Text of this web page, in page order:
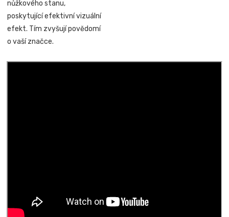
nůžkového stanu,
poskytující efektivní vizuální
efekt. Tím zvyšují povědomí
o vaší značce.